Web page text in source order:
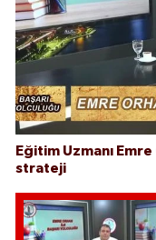
Eğitim Uzmanı
strateji